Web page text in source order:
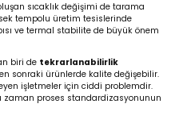
sıcaklık değişimi de tarama
tempolu üretim tesislerinde
ve termal stabilite de büyük önem
biri de tekrarlanabilirlik
sonraki ürünlerde kalite değişebilir.
işletmeler için ciddi problemdir.
zaman proses standardizasyonunun